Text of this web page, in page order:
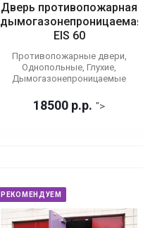
Дверь противопожарная
дымогазонепроницаемая
EIS 60
Противопожарные двери,
Однопольные, Глухие,
Дымогазонепроницаемые
18500 р.р. ">
РЕКОМЕНДУЕМ